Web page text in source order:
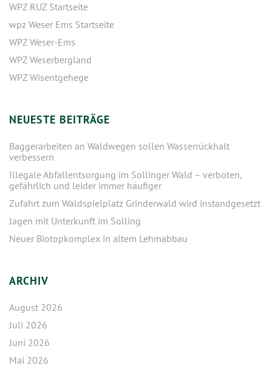
WPZ RUZ Startseite
wpz Weser Ems Startseite
WPZ Weser-Ems
WPZ Weserbergland
WPZ Wisentgehege
NEUESTE BEITRÄGE
Baggerarbeiten an Waldwegen sollen Wasserrückhalt
verbessern
Illegale Abfallentsorgung im Sollinger Wald – verboten,
gefährlich und leider immer häufiger
Zufahrt zum Waldspielplatz Grinderwald wird instandgesetzt
Jagen mit Unterkunft im Solling
Neuer Biotopkomplex in altem Lehmabbau
ARCHIV
August 2026
Juli 2026
Juni 2026
Mai 2026